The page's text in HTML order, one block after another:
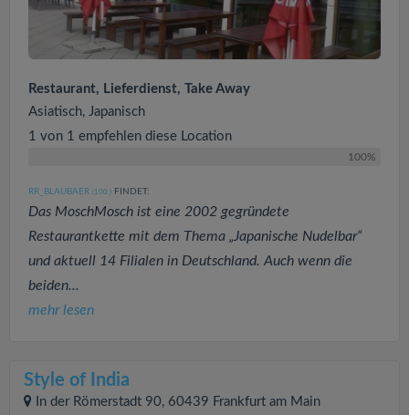
Restaurant, Lieferdienst, Take Away
Asiatisch, Japanisch
1 von 1 empfehlen diese Location
100%
RR_BLAUBAER (100 ) FINDET:
Das MoschMosch ist eine 2002 gegründete
Restaurantkette mit dem Thema „Japanische Nudelbar“
und aktuell 14 Filialen in Deutschland. Auch wenn die
beiden...
mehr lesen
Style of India
In der Römerstadt 90, 60439 Frankfurt am Main